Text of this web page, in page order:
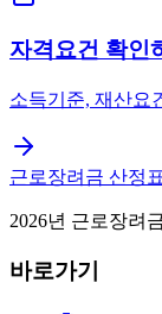
자격요건 확인
소득기준, 재산요
근로장려금 산정표
2026년 근로장려
바로가기